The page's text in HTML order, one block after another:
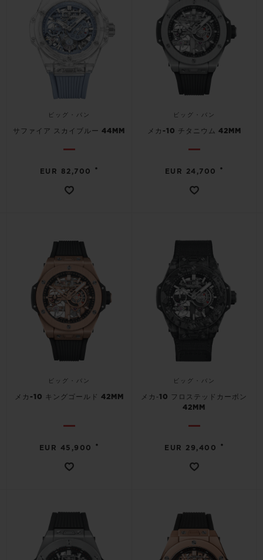
ビッグ・バン
サファイア スカイブルー 44MM
EUR 82,700 •
ビッグ・バン
メカ-10 チタニウム 42MM
EUR 24,700 •
ビッグ・バン
メカ-10 キングゴールド 42MM
EUR 45,900 •
ビッグ・バン
メカ‐10 フロステッドカーボン
42MM
EUR 29,400 •